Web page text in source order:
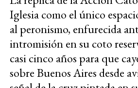
Iglesia como el único
al peronismo, enfurecida
intromisión en su coto
casi cinco años para que
sobre Buenos Aires desde